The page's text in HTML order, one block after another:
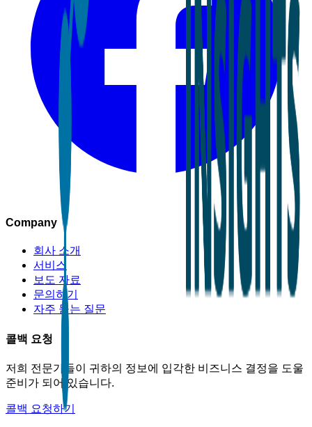
Company
회사 소개
서비스
보도 자료
문의하기
자주 묻는 질문
콜백 요청
저희 전문가들이 귀하의 정보에 입각한 비즈니스 결정을 도울
준비가 되어 있습니다.
콜백 요청하기